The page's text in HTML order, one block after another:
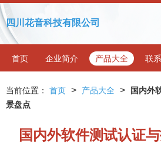
四川花音科技有限公司
首页 企业简介 产品大全 联
当前位置： 首页 > 产品大全 >
国内外
景盘点
国内外软件测试认证